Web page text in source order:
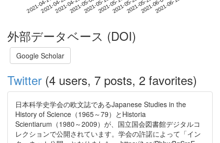
2021-04-172021-04-232021-04-292021-05-052021-05-112021-05-172021-05-232021-05-292021-06-042021-06-10
外部データベース (DOI)
Google Scholar
Twitter (4 users, 7 posts, 2 favorites)
日本科学史学会の欧文誌であるJapanese Studies in the
History of Science（1965～79）とHistoria
Scientiarum（1980～2009）が、国立国会図書館デジタルコ
レクションで公開されています。学会の許諾によって「イン